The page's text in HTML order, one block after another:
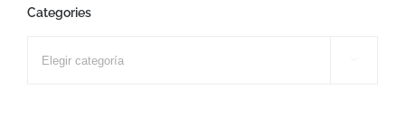
Categories